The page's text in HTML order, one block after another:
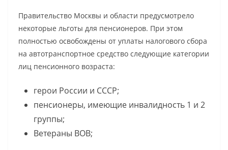
Правительство Москвы и области предусмотрело
некоторые льготы для пенсионеров. При этом
полностью освобождены от уплаты налогового сбора
на автотранспортное средство следующие категории
лиц пенсионного возраста:
герои России и СССР;
пенсионеры, имеющие инвалидность 1 и 2
группы;
Ветераны ВОВ;